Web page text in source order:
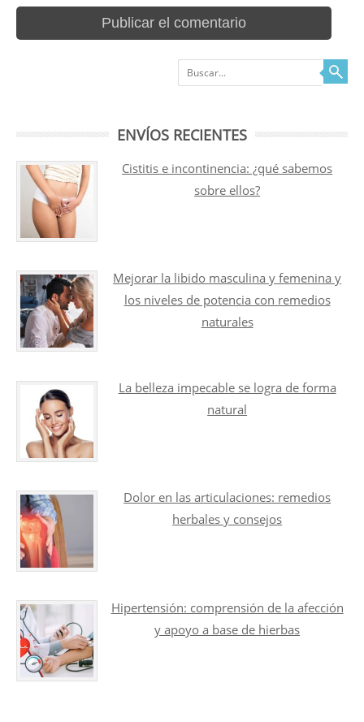
Buscar
ENVÍOS RECIENTES
Cistitis e incontinencia: ¿qué sabemos
sobre ellos?
Mejorar la libido masculina y femenina y
los niveles de potencia con remedios
naturales
La belleza impecable se logra de forma
natural
Dolor en las articulaciones: remedios
herbales y consejos
Hipertensión: comprensión de la afección
y apoyo a base de hierbas